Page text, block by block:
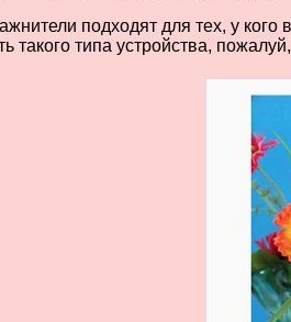
подходят для тех, у
такого типа устройства,